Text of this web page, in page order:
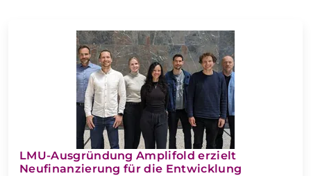
LMU-Ausgründung Amplifold erzielt
Neufinanzierung für die Entwicklung